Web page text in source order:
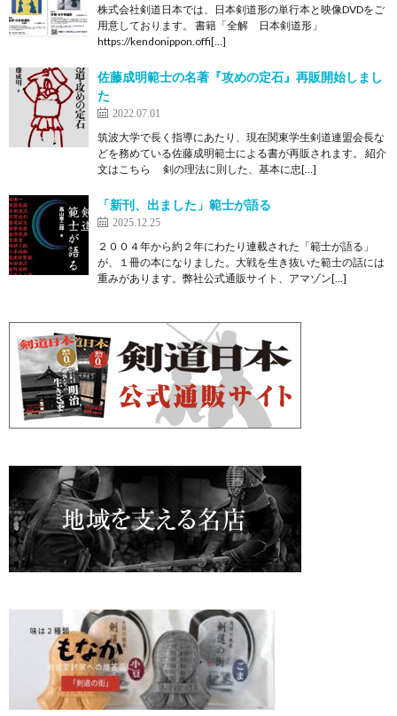
株式会社剣道日本では、日本剣道形の単行本と映像DVDをご
用意しております。 書籍「全解 日本剣道形」
https://kendonippon.offi[…]
佐藤成明範士の名著『攻めの定石』再販開始しまし
た
2022.07.01
筑波大学で長く指導にあたり、現在関東学生剣道連盟会長な
どを務めている佐藤成明範士による書が再販されます。 紹介
文はこちら 剣の理法に則した、基本に忠[…]
「新刊、出ました」範士が語る
2025.12.25
２００４年から約２年にわたり連載された「範士が語る」
が、１冊の本になりました。大戦を生き抜いた範士の話には
重みがあります。弊社公式通販サイト、アマゾン[…]